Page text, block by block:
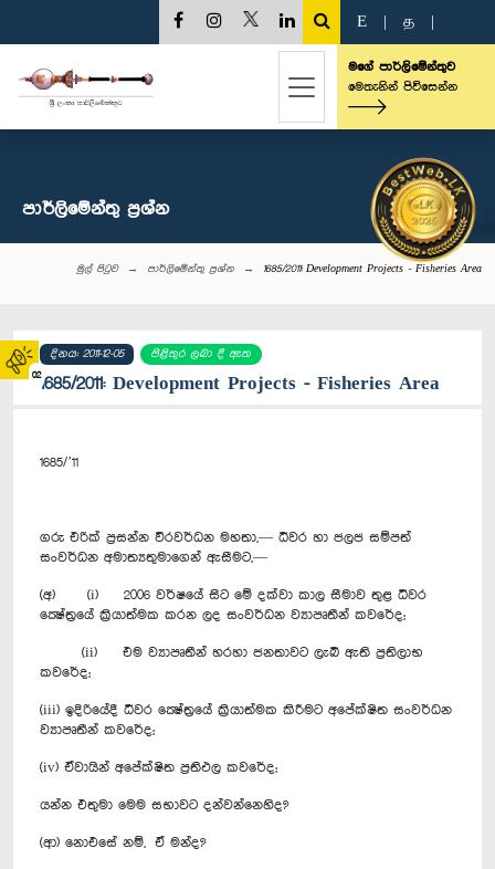
02
E த
මගේ පාර්ලිමේන්තුව
මෙතැනින් පිවිසෙන්න
පාර්ලි‌මේන්තු‌ ප්‍රශ්න
මුල් පිටුව පාර්ලි‌මේන්තු‌ ප්‍රශ්න 1685/2011: Development Projects - Fisheries Area
දිනය: 2011-12-05 පිළිතුර ලබා දී ඇත
1685/2011: Development Projects - Fisheries Area
1685/’11
ගරු එරික් ප්‍රසන්න වීරවර්ධන මහතා,— ධීවර හා ජලජ සම්පත්
සංවර්ධන අමාත්‍යතුමාගෙන් ඇසීමට,—
(අ) (i) 2006 වර්ෂයේ සිට මේ දක්වා කාල සීමාව තුළ ධීවර
ක්‍ෂේත්‍රයේ ක්‍රියාත්මක කරන ලද සංවර්ධන ව්‍යාපෘතීන් කවරේද;
(ii) එම ව්‍යාපෘතීන් හරහා ජනතාවට ලැබී ඇති ප්‍රතිලාභ
කවරේද;
(iii) ඉදිරියේදී ධීවර ක්‍ෂේත්‍රයේ ක්‍රියාත්මක කිරීමට අපේක්ෂිත සංවර්ධන
ව්‍යාපෘතීන් කවරේද;
(iv) ඒවායින් අපේක්ෂිත ප්‍රතිඵල කවරේද;
යන්න එතුමා මෙම සභාවට දන්වන්නෙහිද?
(ආ) නොඑසේ නම්, ඒ මන්ද?